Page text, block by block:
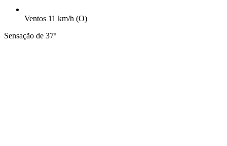
Ventos 11 km/h (O)
Sensação de 37º